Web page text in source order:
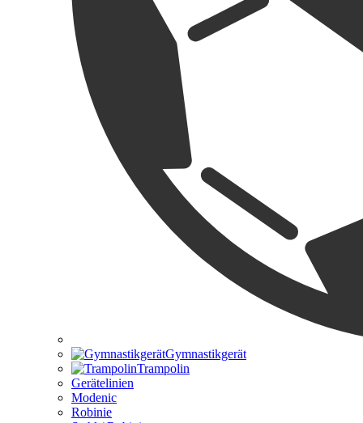
Gymnastikgerät
Trampolin
Gerätelinien
Modenic
Robinie